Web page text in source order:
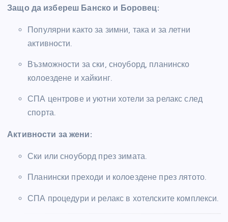
Защо да избереш Банско и Боровец:
Популярни както за зимни, така и за летни
активности.
Възможности за ски, сноуборд, планинско
колоездене и хайкинг.
СПА центрове и уютни хотели за релакс след
спорта.
Активности за жени:
Ски или сноуборд през зимата.
Планински преходи и колоездене през лятото.
СПА процедури и релакс в хотелските комплекси.